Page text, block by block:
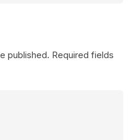
published. Required fields